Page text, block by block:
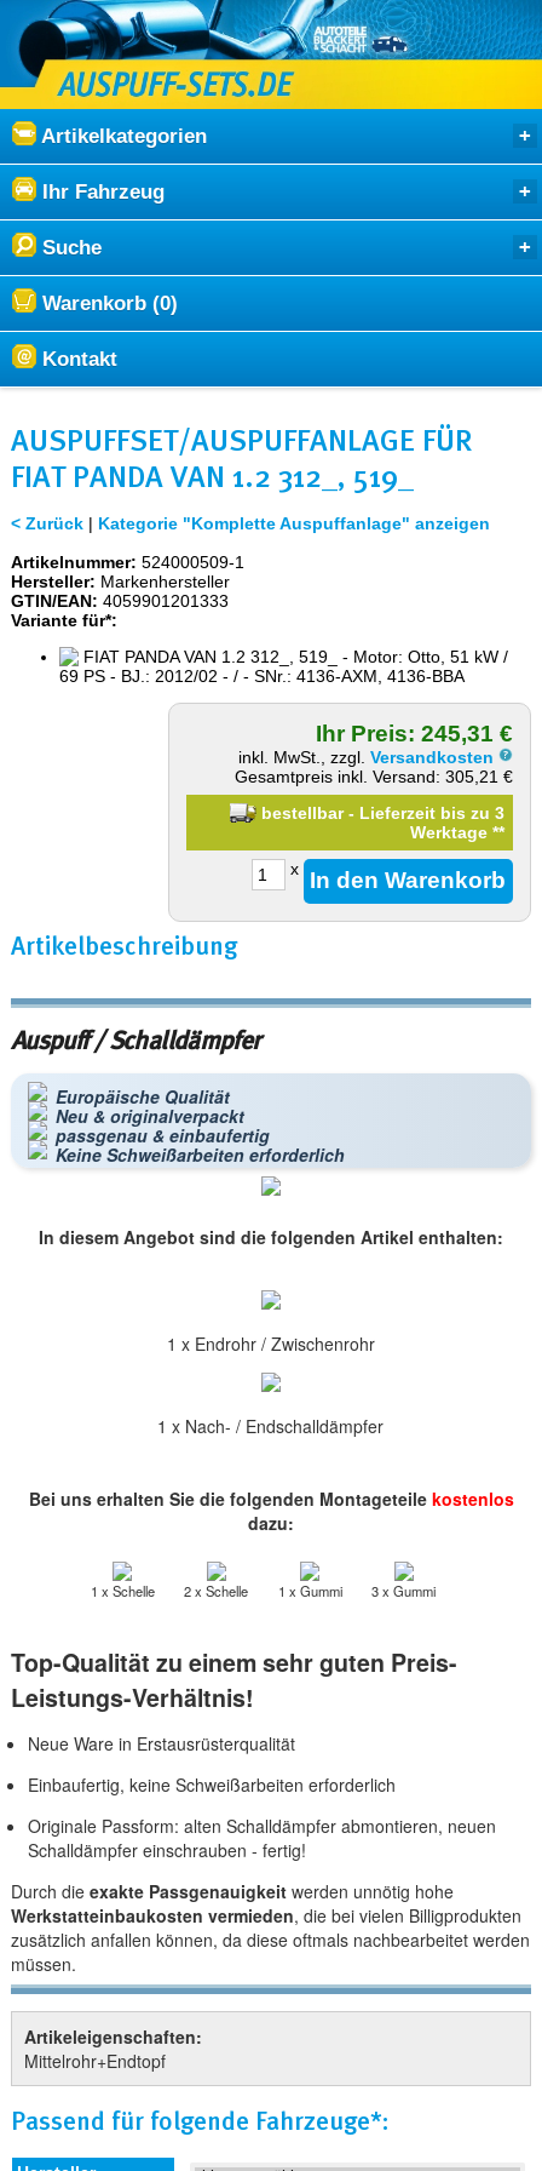
Artikelkategorien
Ihr Fahrzeug
Suche
Warenkorb (0)
Kontakt
AUSPUFFSET/AUSPUFFANLAGE FÜR
FIAT PANDA VAN 1.2 312_, 519_
< Zurück| Kategorie "Komplette Auspuffanlage" anzeigen
Artikelnummer: 524000509-1
Hersteller: Markenhersteller
GTIN/EAN: 4059901201333
Variante für*:
FIAT PANDA VAN 1.2 312_, 519_ - Motor: Otto, 51 kW /
69 PS - BJ.: 2012/02 - / - SNr.: 4136-AXM, 4136-BBA
Ihr Preis: 245,31 €
inkl. MwSt., zzgl.Versandkosten
Gesamtpreis inkl. Versand: 305,21 €
bestellbar - Lieferzeit bis zu 3
Werktage**
x
Artikelbeschreibung
Auspuff / Schalldämpfer
Europäische Qualität
Neu & originalverpackt
passgenau & einbaufertig
Keine Schweißarbeiten erforderlich
In diesem Angebot sind die folgenden Artikel enthalten:
1 x Endrohr / Zwischenrohr
1 x Nach- / Endschalldämpfer
Bei uns erhalten Sie die folgenden Montageteile kostenlos
dazu:
1 x Schelle 2 x Schelle 1 x Gummi 3 x Gummi
Top-Qualität zu einem sehr guten Preis-
Leistungs-Verhältnis!
Neue Ware in Erstausrüsterqualität
Einbaufertig, keine Schweißarbeiten erforderlich
Originale Passform: alten Schalldämpfer abmontieren, neuen
Schalldämpfer einschrauben - fertig!
Durch die exakte Passgenauigkeitwerden unnötig hohe
Werkstatteinbaukosten vermieden, die bei vielen Billigprodukten
zusätzlich anfallen können, da diese oftmals nachbearbeitet werden
müssen.
Artikeleigenschaften:
Mittelrohr+Endtopf
Passend für folgende Fahrzeuge*: